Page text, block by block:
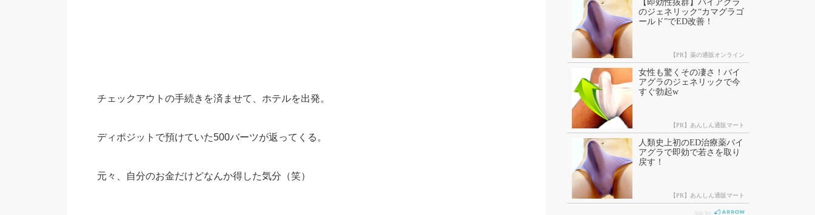
チェックアウトの手続きを済ませて、ホテルを出発。
ディポジットで預けていた500バーツが返ってくる。
元々、自分のお金だけどなんか得した気分（笑）